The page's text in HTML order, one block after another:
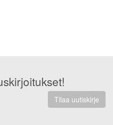
Tilaa uutiskirje